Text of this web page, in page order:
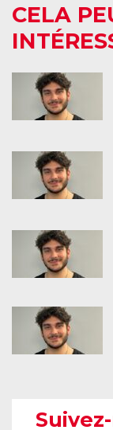
CELA